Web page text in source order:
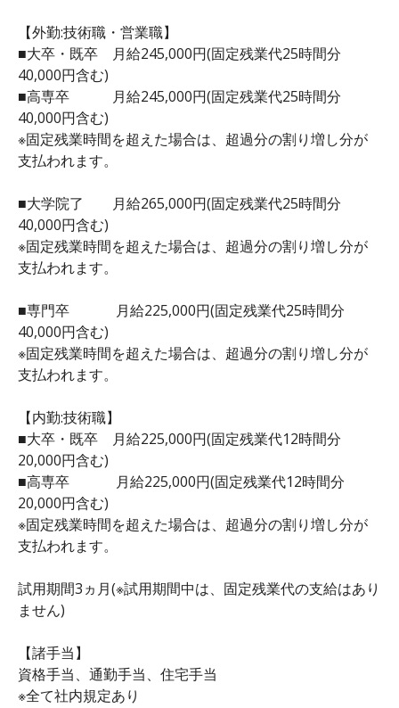
【外勤:技術職・営業職】
■大卒・既卒 月給245,000円(固定残業代25時間分
40,000円含む)
■高専卒 月給245,000円(固定残業代25時間分
40,000円含む)
※固定残業時間を超えた場合は、超過分の割り増し分が
支払われます。
■大学院了 月給265,000円(固定残業代25時間分
40,000円含む)
※固定残業時間を超えた場合は、超過分の割り増し分が
支払われます。
■専門卒 月給225,000円(固定残業代25時間分
40,000円含む)
※固定残業時間を超えた場合は、超過分の割り増し分が
支払われます。
【内勤:技術職】
■大卒・既卒 月給225,000円(固定残業代12時間分
20,000円含む)
■高専卒 月給225,000円(固定残業代12時間分
20,000円含む)
※固定残業時間を超えた場合は、超過分の割り増し分が
支払われます。
試用期間3ヵ月(※試用期間中は、固定残業代の支給はあり
ません)
【諸手当】
資格手当、通勤手当、住宅手当
※全て社内規定あり